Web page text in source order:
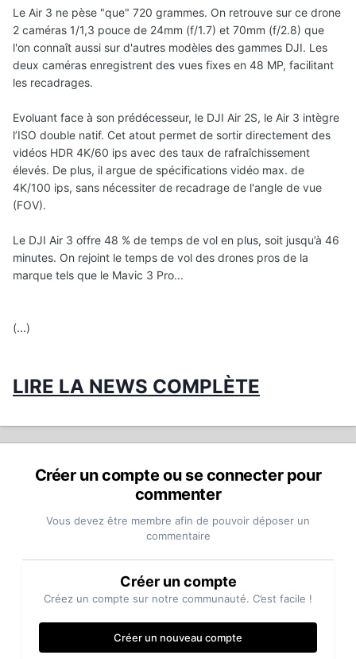
Le Air 3 ne pèse "que" 720 grammes. On retrouve sur ce drone
2 caméras 1/1,3 pouce de 24mm (f/1.7) et 70mm (f/2.8) que
l'on connaît aussi sur d'autres modèles des gammes DJI. Les
deux caméras enregistrent des vues fixes en 48 MP, facilitant
les recadrages.
Evoluant face à son prédécesseur, le DJI Air 2S, le Air 3 intègre
l’ISO double natif. Cet atout permet de sortir directement des
vidéos HDR 4K/60 ips avec des taux de rafraîchissement
élevés. De plus, il argue de spécifications vidéo max. de
4K/100 ips, sans nécessiter de recadrage de l'angle de vue
(FOV).
Le DJI Air 3 offre 48 % de temps de vol en plus, soit jusqu’à 46
minutes. On rejoint le temps de vol des drones pros de la
marque tels que le Mavic 3 Pro...
(...)
LIRE LA NEWS COMPLÈTE
Créer un compte ou se connecter pour
commenter
Vous devez être membre afin de pouvoir déposer un
commentaire
Créer un compte
Créez un compte sur notre communauté. C’est facile !
Créer un nouveau compte